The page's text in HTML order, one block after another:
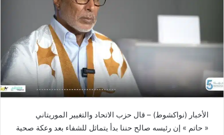
الأخبار (نواكشوط) – قال حزب الاتحاد والتغيير الموريتاني
« حاتم » إن رئيسه صالح حننا بدأ يتماثل للشفاء بعد وعكة صحية